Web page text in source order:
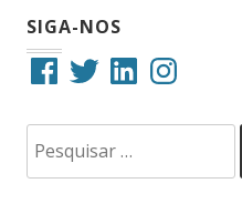
SIGA-NOS
FacebookTwitterLinkedInInstagram
por: